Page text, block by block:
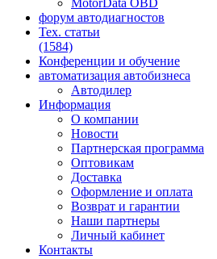
MotorData OBD
форум автодиагностов
Тех. статьи
(1584)
Конференции и обучение
автоматизация автобизнеса
Автодилер
Информация
О компании
Новости
Партнерская программа
Оптовикам
Доставка
Оформление и оплата
Возврат и гарантии
Наши партнеры
Личный кабинет
Контакты